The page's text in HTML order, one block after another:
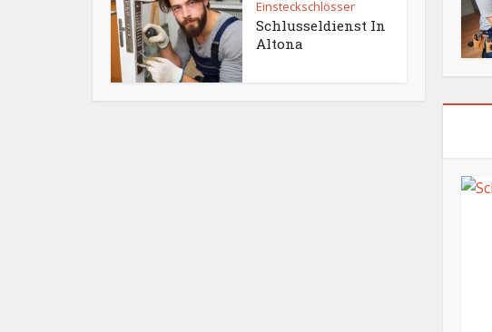
Einsteckschlösser
Schlusseldienst In
Altona